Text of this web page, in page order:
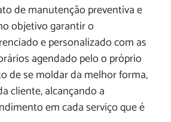
de manutenção preventiva e
objetivo garantir o
e personalizado com as
agendado pelo o próprio
de se moldar da melhor forma,
cliente, alcançando a
em cada serviço que é